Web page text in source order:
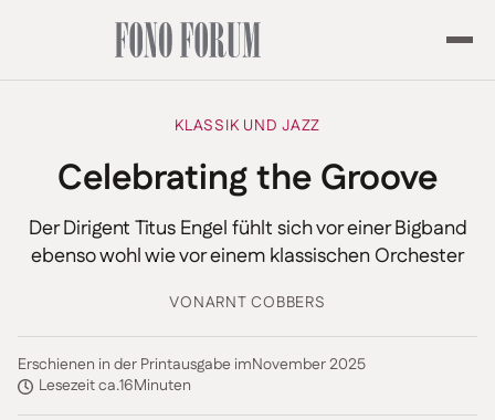
KLASSIK UND JAZZ
Celebrating the Groove
Der Dirigent Titus Engel fühlt sich vor einer Bigband
ebenso wohl wie vor einem klassischen Orchester
VONARNT COBBERS
Erschienen in der Printausgabe imNovember 2025
Lesezeit ca.16Minuten